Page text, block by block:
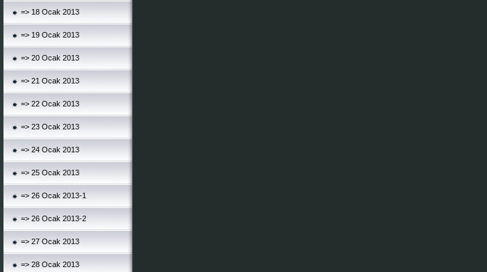
=> 18 Ocak 2013
=> 19 Ocak 2013
=> 20 Ocak 2013
=> 21 Ocak 2013
=> 22 Ocak 2013
=> 23 Ocak 2013
=> 24 Ocak 2013
=> 25 Ocak 2013
=> 26 Ocak 2013-1
=> 26 Ocak 2013-2
=> 27 Ocak 2013
=> 28 Ocak 2013